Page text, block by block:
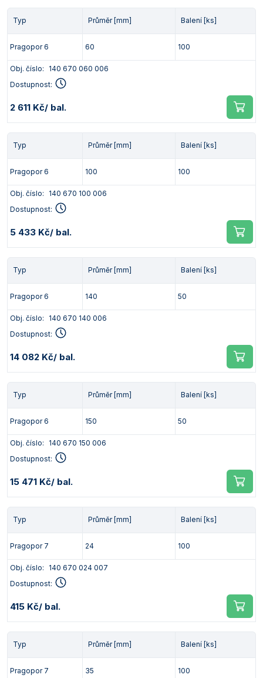
Typ Průměr [mm] Balení [ks]
Pragopor 6 60 100
Obj. číslo:
140 670 060 006
Dostupnost:
2 611 Kč/ bal.
Typ Průměr [mm] Balení [ks]
Pragopor 6 100 100
Obj. číslo:
140 670 100 006
Dostupnost:
5 433 Kč/ bal.
Typ Průměr [mm] Balení [ks]
Pragopor 6 140 50
Obj. číslo:
140 670 140 006
Dostupnost:
14 082 Kč/ bal.
Typ Průměr [mm] Balení [ks]
Pragopor 6 150 50
Obj. číslo:
140 670 150 006
Dostupnost:
15 471 Kč/ bal.
Typ Průměr [mm] Balení [ks]
Pragopor 7 24 100
Obj. číslo:
140 670 024 007
Dostupnost:
415 Kč/ bal.
Typ Průměr [mm] Balení [ks]
Pragopor 7 35 100